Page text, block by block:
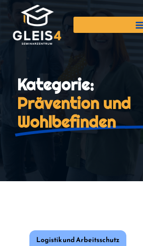
Kategorie:
Prävention und
Wohlbefinden
Logistik und Arbeitsschutz